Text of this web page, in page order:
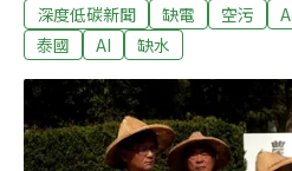
里府交界處。這裡雖是內陸，
River）混合了海水、半鹹水和
就要打破了。距離宋拉克薩養
坦姆魯運河區（Khlong Tamru
心。這只是其一，據報導，春
深度低碳新聞 缺電 空污
泰國
AI 缺水